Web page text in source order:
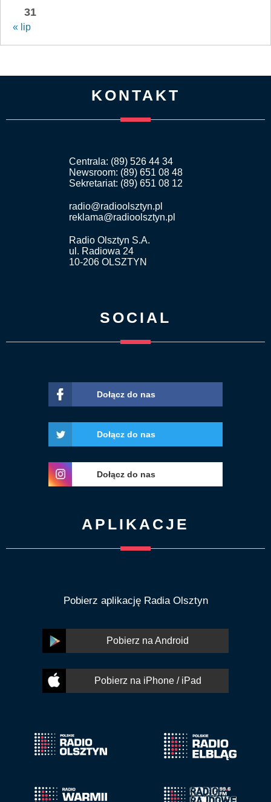
31
« lip
KONTAKT
Centrala: (89) 526 44 34
Newsroom: (89) 651 08 48
Sekretariat: (89) 651 08 12
radio@radioolsztyn.pl
reklama@radioolsztyn.pl
Radio Olsztyn S.A.
ul. Radiowa 24
10-206 OLSZTYN
SOCIAL
Dołącz do nas
Dołącz do nas
Dołącz do nas
APLIKACJE
Pobierz aplikację Radia Olsztyn
Pobierz na Android
Pobierz na iPhone / iPad